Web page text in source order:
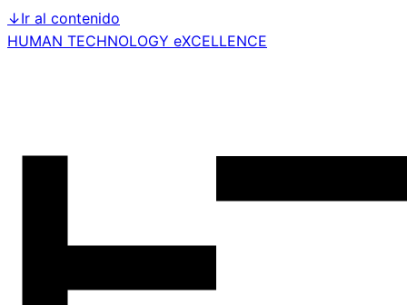
↓Ir al contenido
HUMAN TECHNOLOGY eXCELLENCE